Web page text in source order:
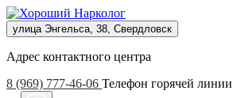
улица Энгельса, 38, Свердловск
Адрес контактного центра
8 (969) 777-46-06 Телефон горячей линии